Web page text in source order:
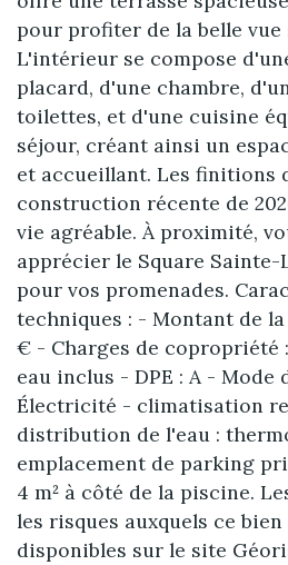
pour profiter de la belle vue
L'intérieur se compose
placard, d'une chambre,
toilettes, et d'une cuisine
séjour, créant ainsi un
et accueillant. Les finitions
construction récente de
vie agréable. À proximité,
apprécier le Square
pour vos promenades.
techniques : - Montant de
€ - Charges de copropriété
eau inclus - DPE : A - Mode
Électricité - climatisation
distribution de l'eau :
emplacement de parking
4 m² à côté de la piscine.
les risques auxquels ce
disponibles sur le site